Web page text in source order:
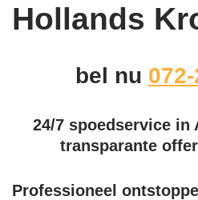
Hollands
bel nu
24/7 spoedservice in
transparante
Professioneel